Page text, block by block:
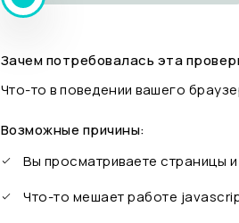
Зачем потребовалась эта
Что-то в поведении вашего
Возможные причины:
Вы просматриваете страницы
Что-то мешает работе